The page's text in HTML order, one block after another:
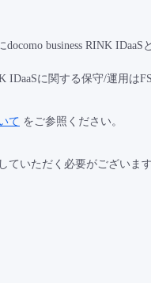
business RINK IDaaS
IDaaSに関する保守/運用は
て をご参照ください。
ていただく必要がございます